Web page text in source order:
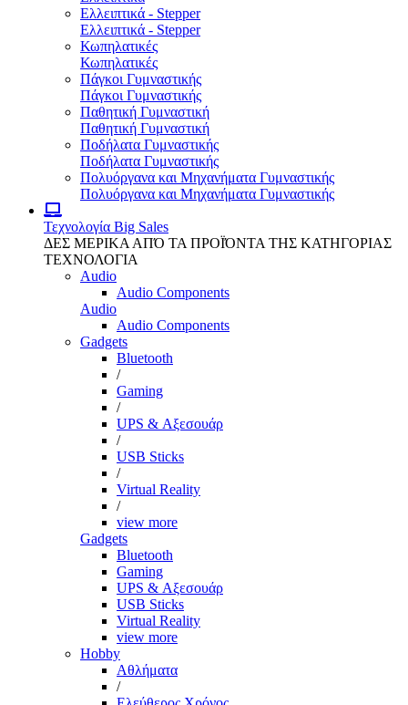
Ελλειπτικά - Stepper
Ελλειπτικά - Stepper
Κωπηλατικές
Κωπηλατικές
Πάγκοι Γυμναστικής
Πάγκοι Γυμναστικής
Παθητική Γυμναστική
Παθητική Γυμναστική
Ποδήλατα Γυμναστικής
Ποδήλατα Γυμναστικής
Πολυόργανα και Μηχανήματα Γυμναστικής
Πολυόργανα και Μηχανήματα Γυμναστικής
Τεχνολογία Big Sales
ΔΕΣ ΜΕΡΙΚΑ ΑΠΌ ΤΑ ΠΡΟΪΌΝΤΑ ΤΗΣ ΚΑΤΗΓΟΡΙΑΣ
ΤΕΧΝΟΛΟΓΙΑ
Audio
Audio Components
Audio
Audio Components
Gadgets
Bluetooth
/
Gaming
/
UPS & Αξεσουάρ
/
USB Sticks
/
Virtual Reality
/
view more
Gadgets
Bluetooth
Gaming
UPS & Αξεσουάρ
USB Sticks
Virtual Reality
view more
Hobby
Αθλήματα
/